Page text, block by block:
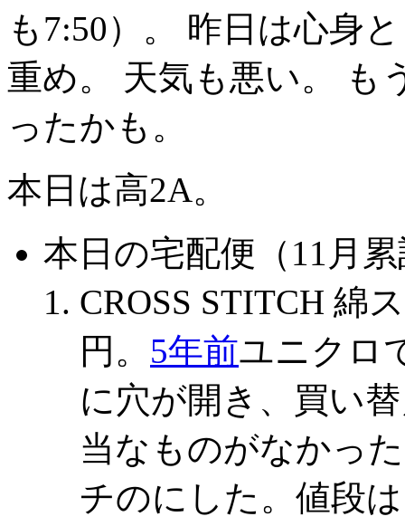
も7:50）。 昨日は心身
重め。 天気も悪い。 も
ったかも。
本日は高2A。
本日の宅配便（11月
CROSS STITCH 綿
円。 5年前ユニクロ
に穴が開き、買い
当なものがなかっ
チのにした。値段